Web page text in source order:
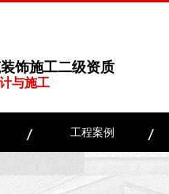
饰施工二级资质
与施工
工程案例